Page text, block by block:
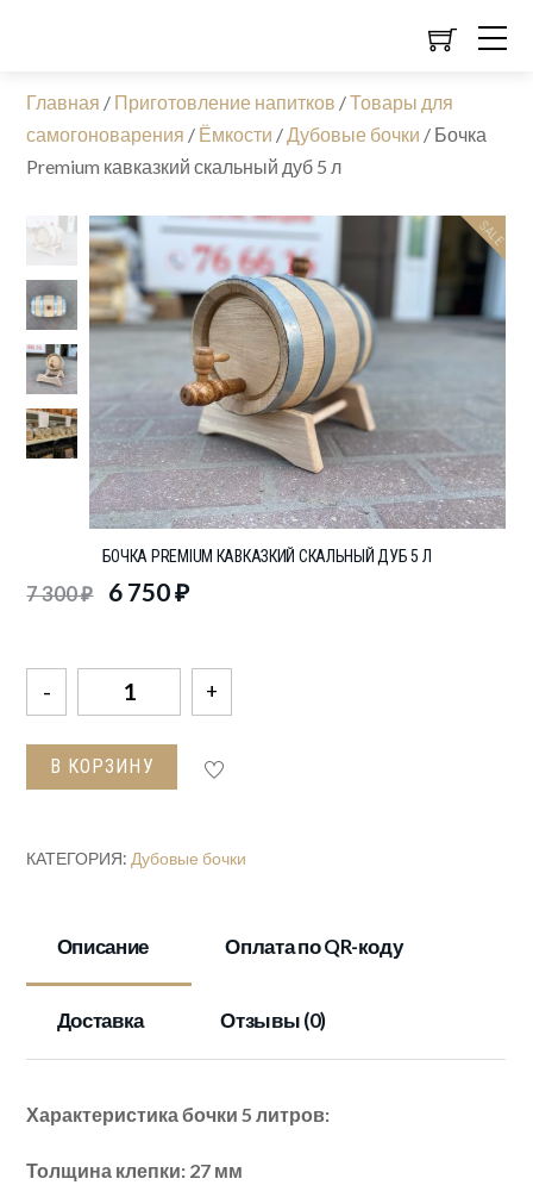
Главная / Приготовление напитков /Товары для
самогоноварения / Ёмкости /Дубовые бочки / Бочка
Premium кавказкий скальный дуб 5 л
SALE
БОЧКА PREMIUM КАВКАЗКИЙ СКАЛЬНЫЙ ДУБ 5 Л
7 300₽ 6 750₽
Количество
товара
Бочка
Premium
л
В КОРЗИНУ
КАТЕГОРИЯ: Дубовые бочки
Описание Оплата по QR-коду
Доставка Отзывы (0)
Характеристика бочки 5 литров:
Толщина клепки: 27 мм